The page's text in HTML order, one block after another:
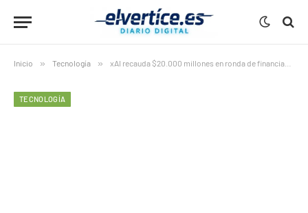
Inicio » Tecnología » xAI recauda $20.000 millones en ronda de financiación Serie E
TECNOLOGÍA